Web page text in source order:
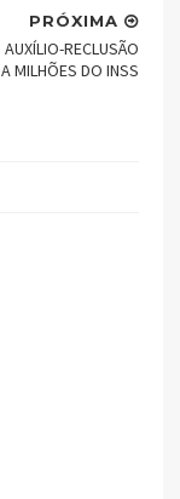
PRÓXIMA
RECLUSÃO
MILHÕES DO INSS